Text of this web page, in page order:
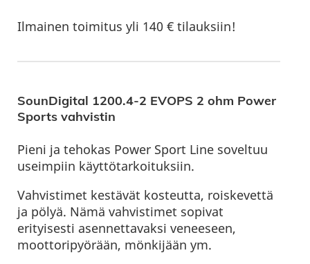
Ilmainen toimitus yli 140 € tilauksiin!
SounDigital 1200.4-2 EVOPS 2 ohm Power
Sports vahvistin
Pieni ja tehokas Power Sport Line soveltuu
useimpiin käyttötarkoituksiin.
Vahvistimet kestävät kosteutta, roiskevettä
ja pölyä. Nämä vahvistimet sopivat
erityisesti asennettavaksi veneeseen,
moottoripyörään, mönkijään ym.